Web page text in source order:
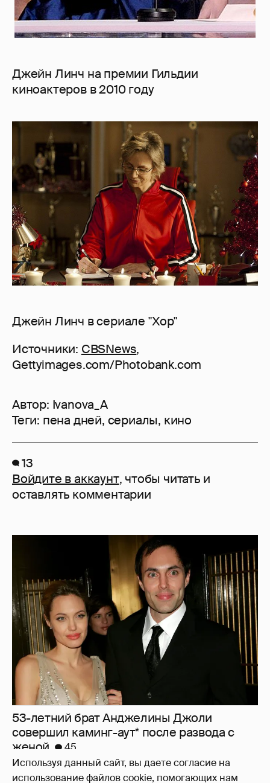
Используя данный сайт, вы даете согласие на
использование файлов cookie, помогающих нам
Джейн Линч на премии Гильдии
киноактеров в 2010 году
Джейн Линч в сериале "Хор"
Источники: CBSNews,
Gettyimages.com/Photobank.com
Автор: Ivanova_A
Теги: пена дней, сериалы, кино
13
Войдите в аккаунт, чтобы читать и
оставлять комментарии
53-летний брат Анджелины Джоли
совершил каминг-аут* после развода с
женой
45